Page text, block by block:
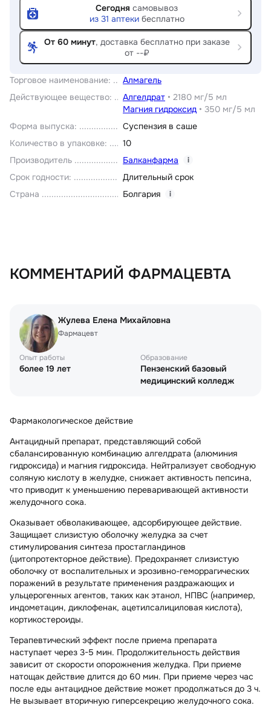
Торговое наименование:
Алмагель
Действующее вещество: Алгелдрат • 2180 мг/5 мл
Магния гидроксид • 350 мг/5 мл
Форма выпуска:
Суспензия в саше
Количество в упаковке:
10
Производитель
Балканфарма i
Срок годности:
Длительный срок
Страна
Болгария i
Сегодня самовывоз
из 31 аптекибесплатно
От 60 минут, доставка бесплатно при заказе
от --₽
КОММЕНТАРИЙ ФАРМАЦЕВТА
Жулева Елена Михайловна
Фармацевт
Опыт работы
более 19 лет
Образование
Пензенский базовый
медицинский колледж
Фармакологическое действие
Антацидный препарат, представляющий собой
сбалансированную комбинацию алгелдрата (алюминия
гидроксида) и магния гидроксида. Нейтрализует свободную
соляную кислоту в желудке, снижает активность пепсина,
что приводит к уменьшению переваривающей активности
желудочного сока.
Оказывает обволакивающее, адсорбирующее действие.
Защищает слизистую оболочку желудка за счет
стимулирования синтеза простагландинов
(цитопротекторное действие). Предохраняет слизистую
оболочку от воспалительных и эрозивно-геморрагических
поражений в результате применения раздражающих и
ульцерогенных агентов, таких как этанол, НПВС (например,
индометацин, диклофенак, ацетилсалициловая кислота),
кортикостероиды.
Терапевтический эффект после приема препарата
наступает через 3-5 мин. Продолжительность действия
зависит от скорости опорожнения желудка. При приеме
натощак действие длится до 60 мин. При приеме через час
после еды антацидное действие может продолжаться до 3 ч.
Не вызывает вторичную гиперсекрецию желудочного сока.